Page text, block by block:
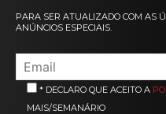
PARA SER ATUALIZADO COM AS
ANÚNCIOS ESPECIAIS.
* DECLARO QUE ACEITO A
MAIS/SEMANÁRIO